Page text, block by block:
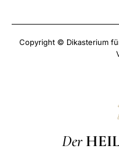
Copyright © Dikasterium
Der